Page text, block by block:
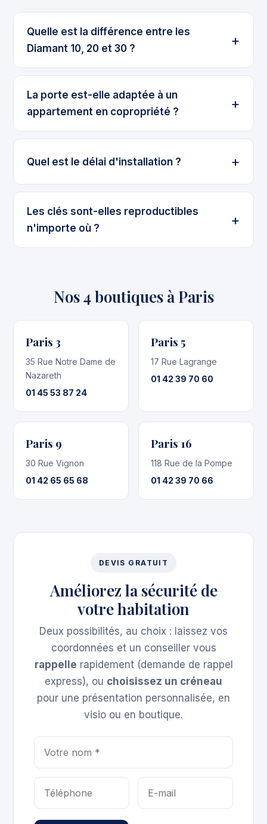
Quelle est la différence entre les
Diamant 10, 20 et 30 ?
La porte est-elle adaptée à un
appartement en copropriété ?
Quel est le délai d'installation ?
Les clés sont-elles reproductibles
n'importe où ?
Nos 4 boutiques à Paris
Paris 3
35 Rue Notre Dame de
Nazareth
01 45 53 87 24
Paris 5
17 Rue Lagrange
01 42 39 70 60
Paris 9
30 Rue Vignon
01 42 65 65 68
Paris 16
118 Rue de la Pompe
01 42 39 70 66
DEVIS GRATUIT
Améliorez la sécurité de
votre habitation
Deux possibilités, au choix : laissez vos
coordonnées et un conseiller vous
rappelle rapidement (demande de rappel
express), ou choisissez un créneau
pour une présentation personnalisée, en
visio ou en boutique.